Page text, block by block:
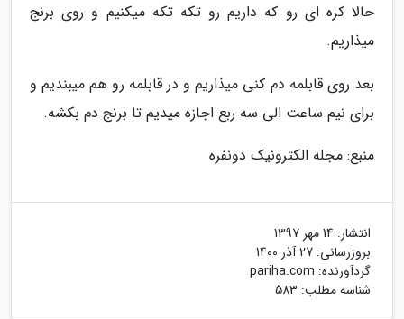
حالا کره ای رو که داریم رو تکه تکه میکنیم و روی برنج
میذاریم.
بعد روی قابلمه دم کنی میذاریم و در قابلمه رو هم میبندیم و
برای نیم ساعت الی سه ربع اجازه میدیم تا برنج دم بکشه.
منبع: مجله الکترونیک دونفره
انتشار: 14 مهر 1397
بروزرسانی: 27 آذر 1400
گردآورنده: pariha.com
شناسه مطلب: 583